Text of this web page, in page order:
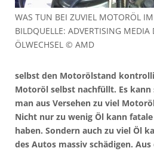
WAS TUN BEI ZUVIEL MOTORÖL
BILDQUELLE: ADVERTISING MEDIA
ÖLWECHSEL © AMD
selbst den Motorölstand
Motoröl selbst nachfüllt. Es kann
man aus Versehen zu viel
Nicht nur zu wenig Öl kann
haben. Sondern auch zu viel Öl
des Autos massiv schädigen.